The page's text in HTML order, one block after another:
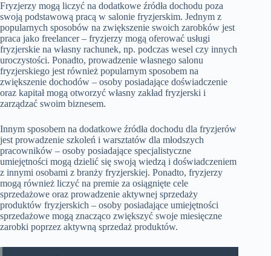
Fryzjerzy mogą liczyć na dodatkowe źródła dochodu poza
swoją podstawową pracą w salonie fryzjerskim. Jednym z
popularnych sposobów na zwiększenie swoich zarobków jest
praca jako freelancer – fryzjerzy mogą oferować usługi
fryzjerskie na własny rachunek, np. podczas wesel czy innych
uroczystości. Ponadto, prowadzenie własnego salonu
fryzjerskiego jest również popularnym sposobem na
zwiększenie dochodów – osoby posiadające doświadczenie
oraz kapitał mogą otworzyć własny zakład fryzjerski i
zarządzać swoim biznesem.
Innym sposobem na dodatkowe źródła dochodu dla fryzjerów
jest prowadzenie szkoleń i warsztatów dla młodszych
pracowników – osoby posiadające specjalistyczne
umiejętności mogą dzielić się swoją wiedzą i doświadczeniem
z innymi osobami z branży fryzjerskiej. Ponadto, fryzjerzy
mogą również liczyć na premie za osiągnięte cele
sprzedażowe oraz prowadzenie aktywnej sprzedaży
produktów fryzjerskich – osoby posiadające umiejętności
sprzedażowe mogą znacząco zwiększyć swoje miesięczne
zarobki poprzez aktywną sprzedaż produktów.